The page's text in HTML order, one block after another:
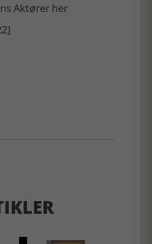
Aktører her